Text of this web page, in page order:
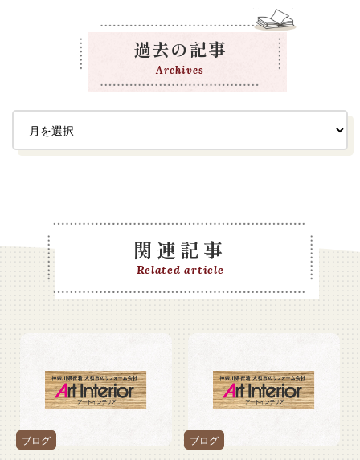
過去の記事
Archives
関連記事
Related article
ブログ ブログ